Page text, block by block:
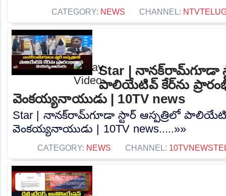
CATEGORY: NEWS CHANNEL:
Star | నానక్‌రామ్‌గూడా
పాలియేటివ్ కేర్‌ను
వెంకయ్యనాయుడు | 10TV news
Star | నానక్‌రామ్‌గూడా స్టార్ ఆస్పత్రిలో
వెంకయ్యనాయుడు | 10TV news.....»»
CATEGORY: NEWS CHANNEL: